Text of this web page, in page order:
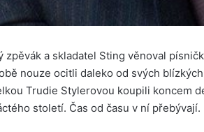
zpěvák a skladatel Sting věnoval
nouze ocitli daleko od svých
Trudie Stylerovou koupili koncem
století. Čas od času v ní přebývají.